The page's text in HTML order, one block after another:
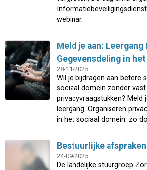
webinar.
Meld je aan: Leergang
Gegevensdeling in
28-11-2025
Wil je bijdragen aan betere
sociaal domein zonder
privacyvraagstukken? Meld
leergang 'Organiseren
in het sociaal domein: zo
Bestuurlijke
24-09-2025
De landelijke stuurgroep